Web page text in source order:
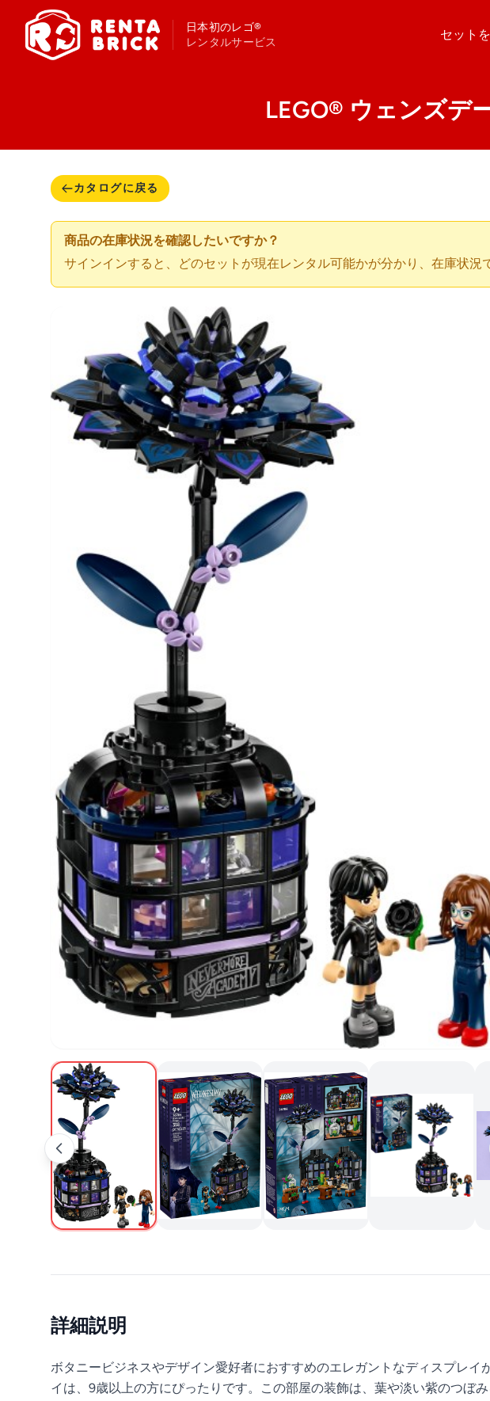
日本初のレゴ®
レンタルサービス
セット
LEGO® ウェンズデ
カタログに戻る
商品の在庫状況を確認したいですか？
サインインすると、どのセットが現在レンタル可能かが分かり、在庫状況
詳細説明
ボタニービジネスやデザイン愛好者におすすめのエレガントなディスプレ
イは、9歳以上の方にぴったりです。この部屋の装飾は、葉や淡い紫のつぼ